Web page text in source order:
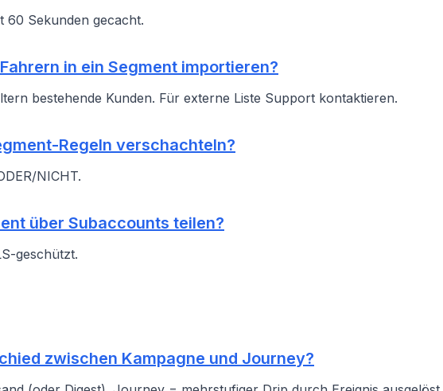
60 Sekunden gecacht.
in ein Segment importieren?
bestehende Kunden. Für externe Liste Support kontaktieren.
Regeln verschachteln?
NICHT.
über Subaccounts teilen?
geschützt.
zwischen Kampagne und Journey?